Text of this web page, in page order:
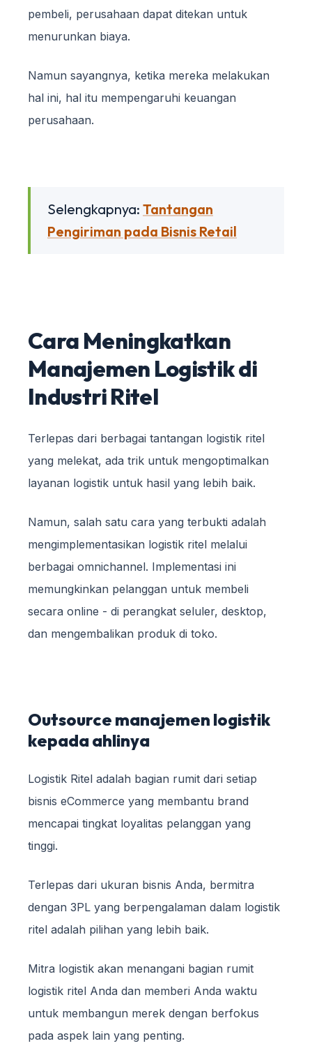
pembeli, perusahaan dapat ditekan untuk
menurunkan biaya.
Namun sayangnya, ketika mereka melakukan
hal ini, hal itu mempengaruhi keuangan
perusahaan.
Selengkapnya: Tantangan
Pengiriman pada Bisnis Retail
Cara Meningkatkan
Manajemen Logistik di
Industri Ritel
Terlepas dari berbagai tantangan logistik ritel
yang melekat, ada trik untuk mengoptimalkan
layanan logistik untuk hasil yang lebih baik.
Namun, salah satu cara yang terbukti adalah
mengimplementasikan logistik ritel melalui
berbagai omnichannel. Implementasi ini
memungkinkan pelanggan untuk membeli
secara online - di perangkat seluler, desktop,
dan mengembalikan produk di toko.
Outsource manajemen logistik
kepada ahlinya
Logistik Ritel adalah bagian rumit dari setiap
bisnis eCommerce yang membantu brand
mencapai tingkat loyalitas pelanggan yang
tinggi.
Terlepas dari ukuran bisnis Anda, bermitra
dengan 3PL yang berpengalaman dalam logistik
ritel adalah pilihan yang lebih baik.
Mitra logistik akan menangani bagian rumit
logistik ritel Anda dan memberi Anda waktu
untuk membangun merek dengan berfokus
pada aspek lain yang penting.